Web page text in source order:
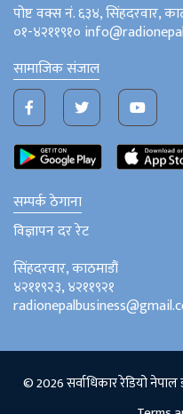
पोष्ट वक्स नं. ६३४, सिंहदरवार,
०१-४२११९१०
सामाजिक संजाल
सम्पर्क ठेगाना
विज्ञापन दर रेट
सिंहदरवार, काठमाडौं
४२११९२३, ४२११९२१
© 2026 सर्वाधिकार रेडियो